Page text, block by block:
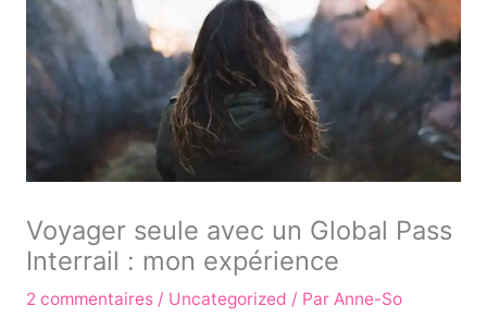
Voyager seule avec un Global Pass
Interrail : mon expérience
2 commentaires / Uncategorized / Par Anne-So